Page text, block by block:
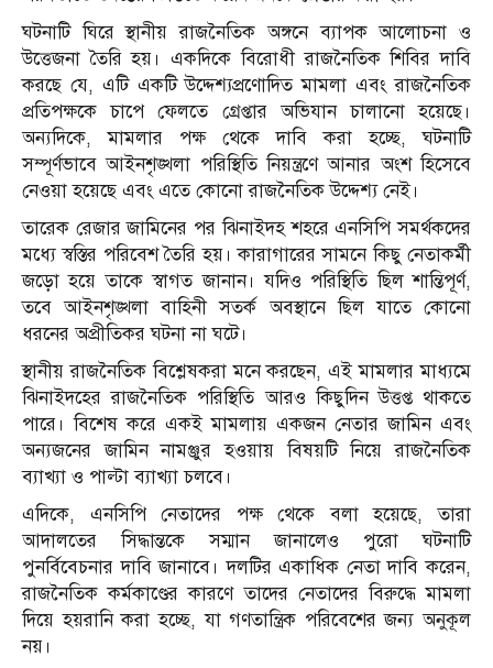
ঘটনাটি ঘিরে স্থানীয় রাজনৈতিক অঙ্গনে ব্যাপক আলোচনা ও
উত্তেজনা তৈরি হয়। একদিকে বিরোধী রাজনৈতিক শিবির দাবি
করছে যে, এটি একটি উদ্দেশ্যপ্রণোদিত মামলা এবং রাজনৈতিক
প্রতিপক্ষকে চাপে ফেলতে গ্রেপ্তার অভিযান চালানো হয়েছে।
অন্যদিকে, মামলার পক্ষ থেকে দাবি করা হচ্ছে, ঘটনাটি
সম্পূর্ণভাবে আইনশৃঙ্খলা পরিস্থিতি নিয়ন্ত্রণে আনার অংশ হিসেবে
নেওয়া হয়েছে এবং এতে কোনো রাজনৈতিক উদ্দেশ্য নেই।
তারেক রেজার জামিনের পর ঝিনাইদহ শহরে এনসিপি সমর্থকদের
মধ্যে স্বস্তির পরিবেশ তৈরি হয়। কারাগারের সামনে কিছু নেতাকর্মী
জড়ো হয়ে তাকে স্বাগত জানান। যদিও পরিস্থিতি ছিল শান্তিপূর্ণ,
তবে আইনশৃঙ্খলা বাহিনী সতর্ক অবস্থানে ছিল যাতে কোনো
ধরনের অপ্রীতিকর ঘটনা না ঘটে।
স্থানীয় রাজনৈতিক বিশ্লেষকরা মনে করছেন, এই মামলার মাধ্যমে
ঝিনাইদহের রাজনৈতিক পরিস্থিতি আরও কিছুদিন উত্তপ্ত থাকতে
পারে। বিশেষ করে একই মামলায় একজন নেতার জামিন এবং
অন্যজনের জামিন নামঞ্জুর হওয়ায় বিষয়টি নিয়ে রাজনৈতিক
ব্যাখ্যা ও পাল্টা ব্যাখ্যা চলবে।
এদিকে, এনসিপি নেতাদের পক্ষ থেকে বলা হয়েছে, তারা
আদালতের সিদ্ধান্তকে সম্মান জানালেও পুরো ঘটনাটি
পুনর্বিবেচনার দাবি জানাবে। দলটির একাধিক নেতা দাবি করেন,
রাজনৈতিক কর্মকাণ্ডের কারণে তাদের নেতাদের বিরুদ্ধে মামলা
দিয়ে হয়রানি করা হচ্ছে, যা গণতান্ত্রিক পরিবেশের জন্য অনুকূল
নয়।